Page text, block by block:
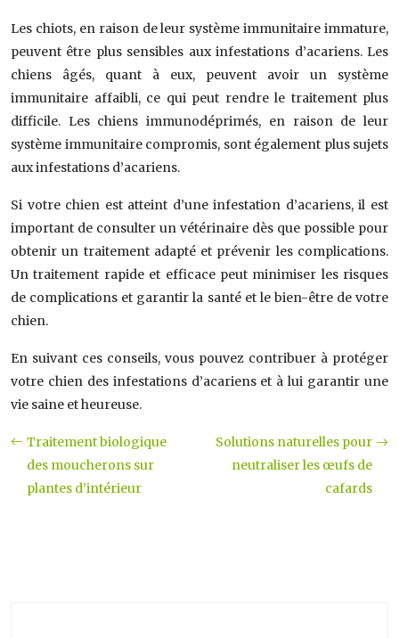
Les chiots, en raison de leur système immunitaire immature,
peuvent être plus sensibles aux infestations d’acariens. Les
chiens âgés, quant à eux, peuvent avoir un système
immunitaire affaibli, ce qui peut rendre le traitement plus
difficile. Les chiens immunodéprimés, en raison de leur
système immunitaire compromis, sont également plus sujets
aux infestations d’acariens.
Si votre chien est atteint d’une infestation d’acariens, il est
important de consulter un vétérinaire dès que possible pour
obtenir un traitement adapté et prévenir les complications.
Un traitement rapide et efficace peut minimiser les risques
de complications et garantir la santé et le bien-être de votre
chien.
En suivant ces conseils, vous pouvez contribuer à protéger
votre chien des infestations d’acariens et à lui garantir une
vie saine et heureuse.
Traitement biologique
des moucherons sur
plantes d’intérieur
Solutions naturelles pour
neutraliser les œufs de
cafards